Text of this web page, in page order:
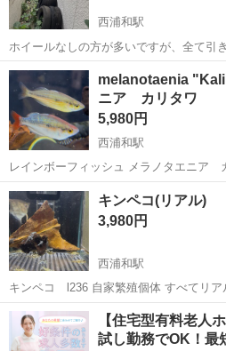
西浦和駅
ホイールなしの方が多いですが、全て引
埼玉 志木市
melanotaenia
ニア カリタワ
5,980円
西浦和駅
レインボーフィッシュ メラノタエニア
Tawa" オス1、メス2のトリオの販売にな
埼玉 さいたま市 西浦和駅
キンペコ(リアル)
3,980円
西浦和駅
キンペコ l236 自家繁殖個体 すべてリア
です。 サイズ、約3センチ 餌グロウ、ベビ
はしたことがないので、引き取りか近く
お願いします。
埼玉 さいたま市 西浦和駅
【住宅型有料老人
試し勤務でOK！